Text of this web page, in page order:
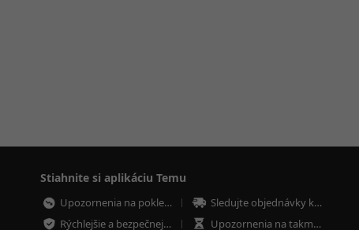
Stiahnite si aplikáciu Temu
Upozornenia na poklesy cien
Sledujte objednávky kdekoľvek
Rýchlejšie a bezpečnejšie platby
Upozornenia na takmer vypredané položky